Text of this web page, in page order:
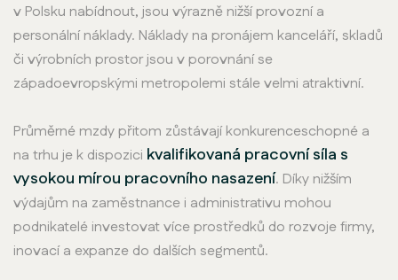
v Polsku nabídnout, jsou výrazně nižší provozní a
personální náklady. Náklady na pronájem kanceláří, skladů
či výrobních prostor jsou v porovnání se
západoevropskými metropolemi stále velmi atraktivní.
Průměrné mzdy přitom zůstávají konkurenceschopné a
na trhu je k dispozici kvalifikovaná pracovní síla s
vysokou mírou pracovního nasazení. Díky nižším
výdajům na zaměstnance i administrativu mohou
podnikatelé investovat více prostředků do rozvoje firmy,
inovací a expanze do dalších segmentů.